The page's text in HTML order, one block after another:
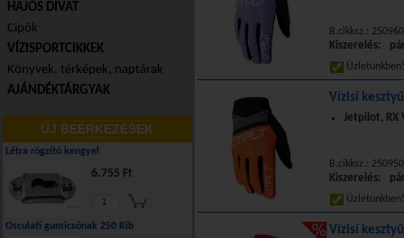
HAJÓS DIVAT
Cipők
VÍZISPORTCIKKEK
Könyvek, térképek, naptárak
AJÁNDÉKTÁRGYAK
ÚJ BEÉRKEZÉSEK
Létra rögzítő kengyel
6.755 Ft
Osculati gumicsónak 250 Rib
B.cikksz.:
Kiszerelés:
Vízisí
Jetpilot, RX
B.cikksz.:
Kiszerelés:
Vízisí